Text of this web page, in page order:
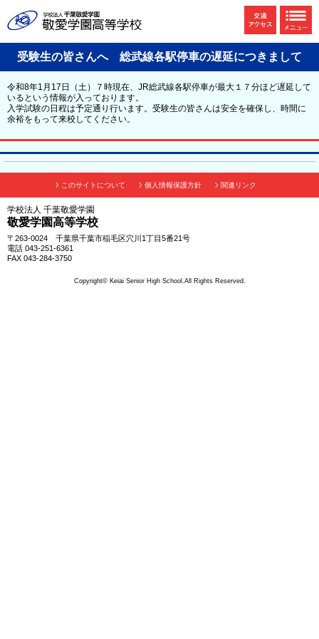
受験生の皆さんへ 総武線各駅停車の遅延につきまして
令和8年1月17日（土）７時現在、JR総武線各駅停車が最大１７分ほど遅延して
いるという情報が入っております。
入学試験の日程は予定通り行います。受験生の皆さんは安全を確保し、時間に
余裕をもって来校してください。
このサイトについて 個人情報保護方針 関連リンク
学校法人 千葉敬愛学園
敬愛学園高等学校
〒263-0024 千葉県千葉市稲毛区穴川1丁目5番21号
電話 043-251-6361
FAX 043-284-3750
Copyright© Keiai Senior High School.All Rights Reserved.